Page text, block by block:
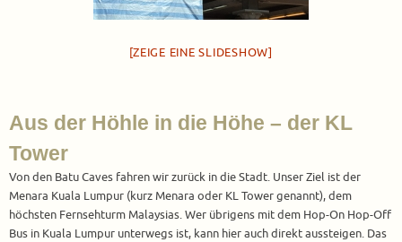
[ZEIGE EINE SLIDESHOW]
Aus der Höhle in die Höhe – der KL
Tower
Von den Batu Caves fahren wir zurück in die Stadt. Unser Ziel ist der
Menara Kuala Lumpur (kurz Menara oder KL Tower genannt), dem
höchsten Fernsehturm Malaysias. Wer übrigens mit dem Hop-On Hop-Off
Bus in Kuala Lumpur unterwegs ist, kann hier auch direkt aussteigen. Das